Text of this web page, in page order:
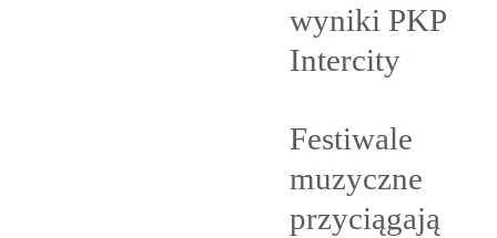
wyniki PKP
Intercity
Festiwale
muzyczne
przyciągają